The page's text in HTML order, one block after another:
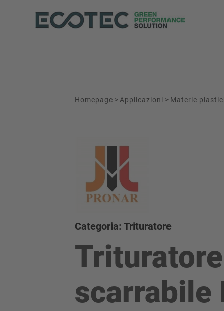
Homepage > Applicazioni > Materie
Categoria: Trituratore
scarrabile